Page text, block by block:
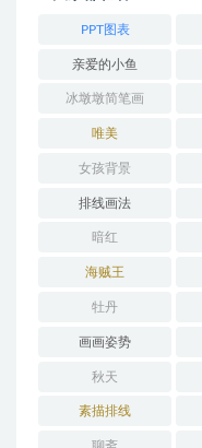
PPT图表
亲爱的小鱼
冰墩墩简笔画
唯美
女孩背景
排线画法
暗红
海贼王
牡丹
画画姿势
秋天
素描排线